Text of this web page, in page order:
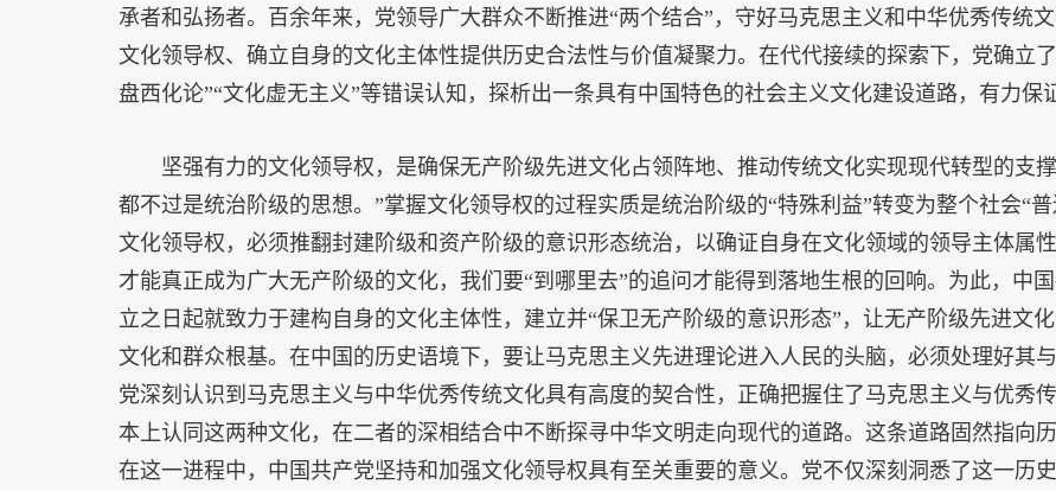
承者和弘扬者。百余年来，党领导广大群众不断推进“两个结合”，守好马克思主义和中华优秀传统
文化领导权、确立自身的文化主体性提供历史合法性与价值凝聚力。在代代接续的探索下，党确立
盘西化论”“文化虚无主义”等错误认知，探析出一条具有中国特色的社会主义文化建设道路，有力保
坚强有力的文化领导权，是确保无产阶级先进文化占领阵地、推动传统文化实现现代转型的支
都不过是统治阶级的思想。”掌握文化领导权的过程实质是统治阶级的“特殊利益”转变为整个社会“
文化领导权，必须推翻封建阶级和资产阶级的意识形态统治，以确证自身在文化领域的领导主体属
才能真正成为广大无产阶级的文化，我们要“到哪里去”的追问才能得到落地生根的回响。为此，中
立之日起就致力于建构自身的文化主体性，建立并“保卫无产阶级的意识形态”，让无产阶级先进文
文化和群众根基。在中国的历史语境下，要让马克思主义先进理论进入人民的头脑，必须处理好其
党深刻认识到马克思主义与中华优秀传统文化具有高度的契合性，正确把握住了马克思主义与优秀
本上认同这两种文化，在二者的深相结合中不断探寻中华文明走向现代的道路。这条道路固然指向
在这一进程中，中国共产党坚持和加强文化领导权具有至关重要的意义。党不仅深刻洞悉了这一历